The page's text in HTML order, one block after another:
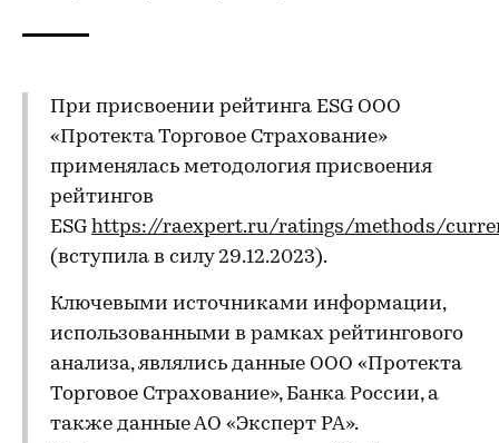
При присвоении рейтинга ESG ООО
«Протекта Торговое Страхование»
применялась методология присвоения
рейтингов
ESG https://raexpert.ru/ratings/methods/
(вступила в силу 29.12.2023).
Ключевыми источниками информации,
использованными в рамках рейтингового
анализа, являлись данные ООО «Протекта
Торговое Страхование», Банка России, а
также данные АО «Эксперт РА».